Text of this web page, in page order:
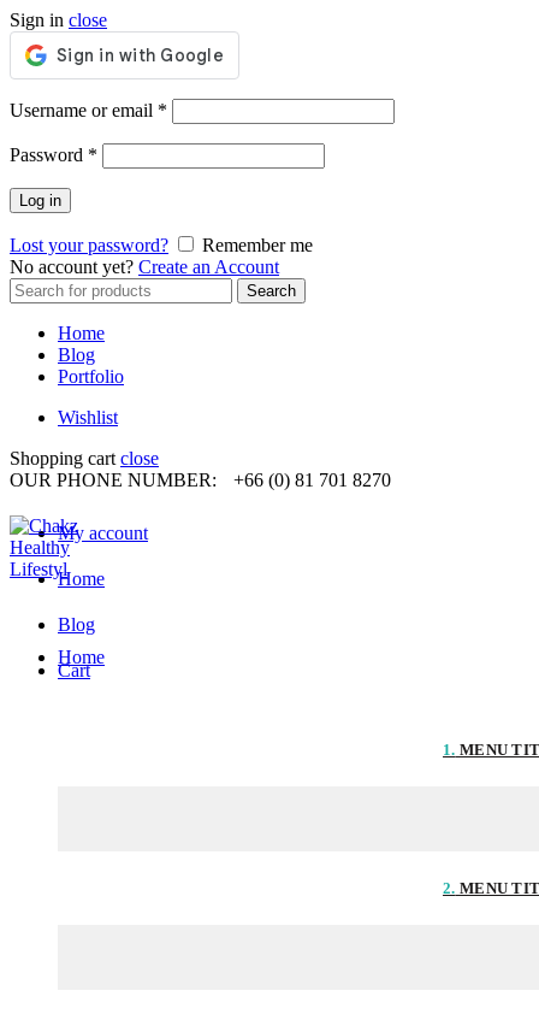
Sign in close
Username or email *
Password *
Log in
Lost your password?
Remember me
No account yet? Create an Account
Search
for:
Search
Home
Blog
Portfolio
Wishlist
Shopping cart close
OUR PHONE NUMBER:
+66 (0) 81 701 8270
My account
Home
Blog
Cart
Home
1. MENU
2. MENU